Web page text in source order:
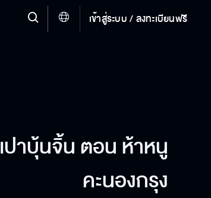
เข้าสู่ระบบ / ลงทะเบียนฟรี
เปาบุ้นจิ้น ตอน ห้าหนู
คะนองกรุง